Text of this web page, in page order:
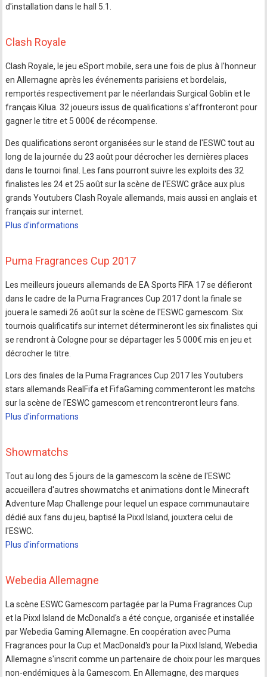
d'installation dans le hall 5.1.
Clash Royale
Clash Royale, le jeu eSport mobile, sera une fois de plus à l'honneur
en Allemagne après les événements parisiens et bordelais,
remportés respectivement par le néerlandais Surgical Goblin et le
français Kilua. 32 joueurs issus de qualifications s'affronteront pour
gagner le titre et 5 000€ de récompense.
Des qualifications seront organisées sur le stand de l'ESWC tout au
long de la journée du 23 août pour décrocher les dernières places
dans le tournoi final. Les fans pourront suivre les exploits des 32
finalistes les 24 et 25 août sur la scène de l'ESWC grâce aux plus
grands Youtubers Clash Royale allemands, mais aussi en anglais et
français sur internet.
Plus d'informations
Puma Fragrances Cup 2017
Les meilleurs joueurs allemands de EA Sports FIFA 17 se défieront
dans le cadre de la Puma Fragrances Cup 2017 dont la finale se
jouera le samedi 26 août sur la scène de l'ESWC gamescom. Six
tournois qualificatifs sur internet détermineront les six finalistes qui
se rendront à Cologne pour se départager les 5 000€ mis en jeu et
décrocher le titre.
Lors des finales de la Puma Fragrances Cup 2017 les Youtubers
stars allemands RealFifa et FifaGaming commenteront les matchs
sur la scène de l'ESWC gamescom et rencontreront leurs fans.
Plus d'informations
Showmatchs
Tout au long des 5 jours de la gamescom la scène de l'ESWC
accueillera d'autres showmatchs et animations dont le Minecraft
Adventure Map Challenge pour lequel un espace communautaire
dédié aux fans du jeu, baptisé la Pixxl Island, jouxtera celui de
l'ESWC.
Plus d'informations
Webedia Allemagne
La scène ESWC Gamescom partagée par la Puma Fragrances Cup
et la Pixxl Island de McDonald's a été conçue, organisée et installée
par Webedia Gaming Allemagne. En coopération avec Puma
Fragrances pour la Cup et MacDonald's pour la Pixxl Island, Webedia
Allemagne s'inscrit comme un partenaire de choix pour les marques
non-endémiques à la Gamescom. En Allemagne, des marques